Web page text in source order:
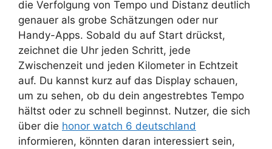
die Verfolgung von Tempo und Distanz deutlich
genauer als grobe Schätzungen oder nur
Handy-Apps. Sobald du auf Start drückst,
zeichnet die Uhr jeden Schritt, jede
Zwischenzeit und jeden Kilometer in Echtzeit
auf. Du kannst kurz auf das Display schauen,
um zu sehen, ob du dein angestrebtes Tempo
hältst oder zu schnell beginnst. Nutzer, die sich
über die honor watch 6 deutschland
informieren, könnten daran interessiert sein,